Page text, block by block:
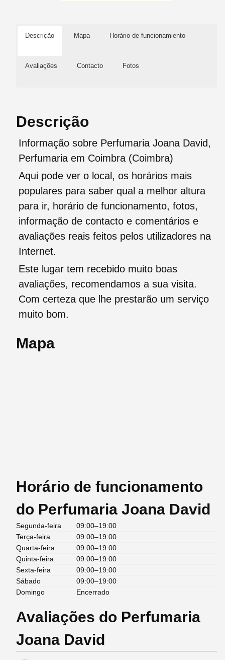
Descrição Mapa Horário de funcionamiento
Avaliações Contacto Fotos
Descrição
Informação sobre Perfumaria Joana David,
Perfumaria em Coimbra (Coimbra)
Aqui pode ver o local, os horários mais
populares para saber qual a melhor altura
para ir, horário de funcionamento, fotos,
informação de contacto e comentários e
avaliações reais feitos pelos utilizadores na
Internet.
Este lugar tem recebido muito boas
avaliações, recomendamos a sua visita.
Com certeza que lhe prestarão um serviço
muito bom.
Mapa
Horário de funcionamento
do Perfumaria Joana David
Segunda-feira
09:00–19:00
Terça-feira
09:00–19:00
Quarta-feira
09:00–19:00
Quinta-feira
09:00–19:00
Sexta-feira
09:00–19:00
Sábado
09:00–19:00
Domingo
Encerrado
Avaliações do Perfumaria
Joana David